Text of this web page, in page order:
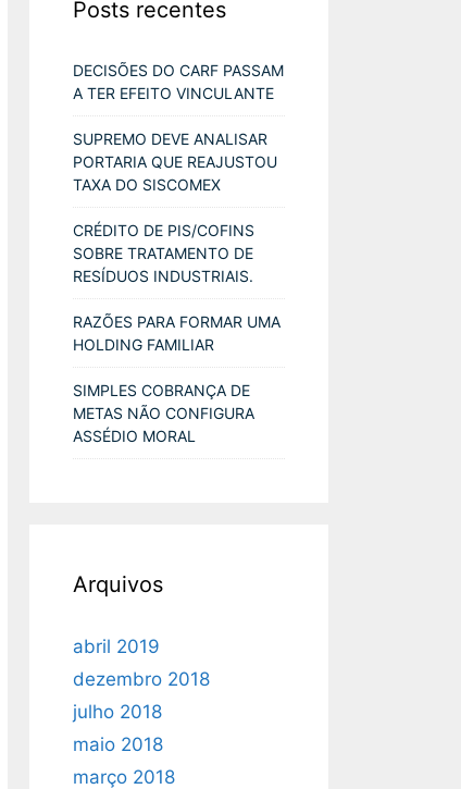
Posts recentes
DECISÕES DO CARF PASSAM
A TER EFEITO VINCULANTE
SUPREMO DEVE ANALISAR
PORTARIA QUE REAJUSTOU
TAXA DO SISCOMEX
CRÉDITO DE PIS/COFINS
SOBRE TRATAMENTO DE
RESÍDUOS INDUSTRIAIS.
RAZÕES PARA FORMAR UMA
HOLDING FAMILIAR
SIMPLES COBRANÇA DE
METAS NÃO CONFIGURA
ASSÉDIO MORAL
Arquivos
abril 2019
dezembro 2018
julho 2018
maio 2018
março 2018